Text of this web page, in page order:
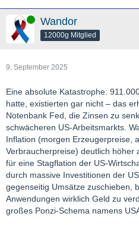
Online Wandor
12000g Mitglied
9. September 2025
Eine absolute Katastrophe:
hatte, existierten gar nicht – das
Notenbank Fed, die Zinsen zu
schwächeren US-Arbeitsmarkts.
Inflation (morgen Erzeugerpreise,
Verbraucherpreise) deutlich höher
für eine Stagflation der US-
durch massive Investitionen der
gegenseitig Umsätze zuschieben,
Anwendungen wirklich Geld zu
großes Ponzi-Schema namens